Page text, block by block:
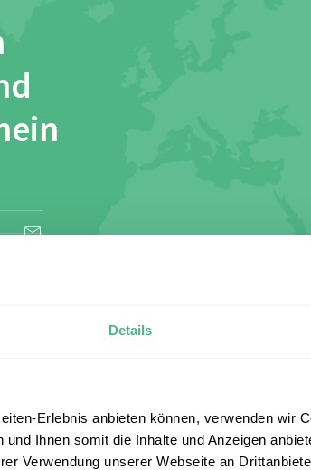
Details
Erlebnis anbieten können, verwenden wir
Ihnen somit die Inhalte und Anzeigen
Verwendung unserer Webseite an